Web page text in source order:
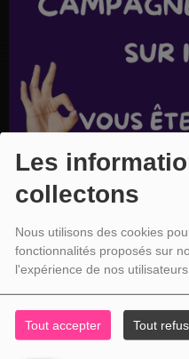
Les
collectons
Nous utilisons des cookies
fonctionnalités proposés sur
l'expérience de nos utilisateurs.
Tout accepter Tout